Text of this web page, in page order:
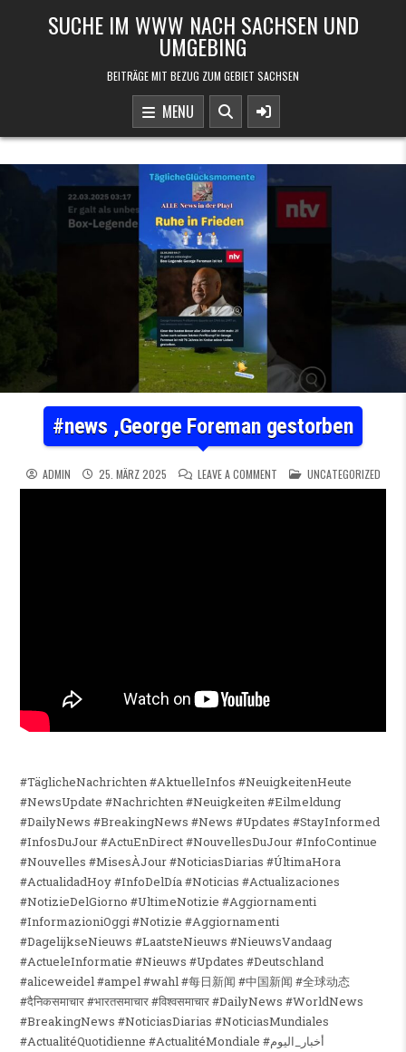
SUCHE IM WWW NACH SACHSEN UND
UMGEBING
BEITRÄGE MIT BEZUG ZUM GEBIET SACHSEN
MENU
#news ,George Foreman gestorben
ADMIN 25. MÄRZ 2025 LEAVE A COMMENTON #NEWS ,GEORGE
POSTED IN
UNCATEGORIZED
#TäglicheNachrichten #AktuelleInfos #NeuigkeitenHeute
#NewsUpdate #Nachrichten #Neuigkeiten #Eilmeldung
#DailyNews #BreakingNews #News #Updates #StayInformed
#InfosDuJour #ActuEnDirect #NouvellesDuJour #InfoContinue
#Nouvelles #MisesÀJour #NoticiasDiarias #ÚltimaHora
#ActualidadHoy #InfoDelDía #Noticias #Actualizaciones
#NotizieDelGiorno #UltimeNotizie #Aggiornamenti
#InformazioniOggi #Notizie #Aggiornamenti
#DagelijkseNieuws #LaatsteNieuws #NieuwsVandaag
#ActueleInformatie #Nieuws #Updates #Deutschland
#aliceweidel #ampel #wahl #每日新闻 #中国新闻 #全球动态
#दैनिकसमाचार #भारतसमाचार #विश्वसमाचार #DailyNews #WorldNews
#BreakingNews #NoticiasDiarias #NoticiasMundiales
#ActualitéQuotidienne #ActualitéMondiale #أخبار_اليوم